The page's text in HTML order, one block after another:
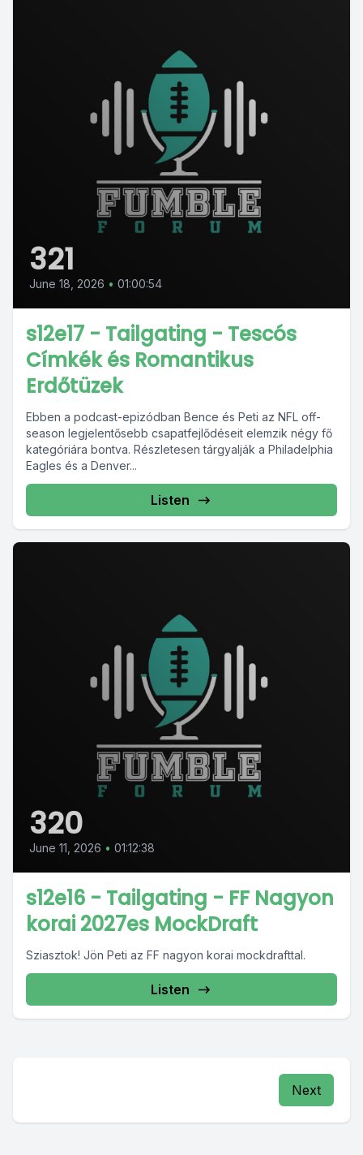
321
June 18, 2026 • 01:00:54
s12e17 - Tailgating - Tescós
Címkék és Romantikus
Erdőtüzek
Ebben a podcast-epizódban Bence és Peti az NFL off-
season legjelentősebb csapatfejlődéseit elemzik négy fő
kategóriára bontva. Részletesen tárgyalják a Philadelphia
Eagles és a Denver...
Listen
320
June 11, 2026 • 01:12:38
s12e16 - Tailgating - FF Nagyon
korai 2027es MockDraft
Sziasztok! Jön Peti az FF nagyon korai mockdrafttal.
Listen
Next